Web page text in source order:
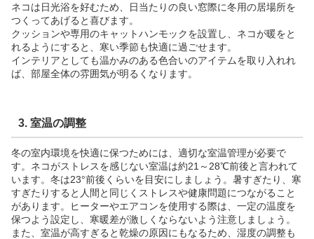
ネコは日光浴を好むため、日当たりの良い窓際に冬用の居場所を
つくってあげると喜びます。
クッションや専用のキャットハンモックを設置し、ネコが暖をと
れるようにすると、寒い季節も快適に過ごせます。
インテリアとしても温かみのある色合いのアイテムを取り入れれ
ば、部屋全体の雰囲気が明るくなります。
3. 室温の調整
冬の室内環境を快適に保つためには、適切な室温管理が必要で
す。ネコがストレスを感じない室温は約21～28℃前後と言われて
います。冬は23°前後くらいを目安にしましょう。暑すぎたり、寒
すぎたりすると人間と同じくストレスや健康問題につながること
があります。ヒーターやエアコンを使用する際は、一定の温度を
保つよう設定し、寒暖差が激しくならないよう注意しましょう。
また、室温が高すぎると乾燥の原因にもなるため、湿度の調整も